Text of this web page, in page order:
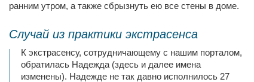
ранним утром, а также сбрызнуть ею все стены в доме.
Случай из практики экстрасенса
К экстрасенсу, сотрудничающему с нашим порталом,
обратилась Надежда (здесь и далее имена
изменены). Надежде не так давно исполнилось 27